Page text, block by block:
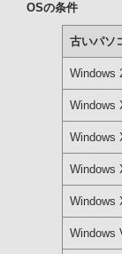
OSの条件
古いパソ
Windows
Windows
Windows
Windows
Windows
Windows